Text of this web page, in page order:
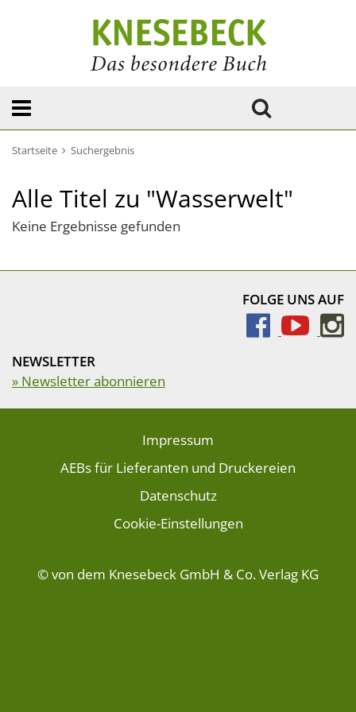
Startseite Suchergebnis
Alle Titel zu "Wasserwelt"
Keine Ergebnisse gefunden
FOLGE UNS AUF
NEWSLETTER
» Newsletter abonnieren
Impressum
AEBs für Lieferanten und Druckereien
Datenschutz
Cookie-Einstellungen
© von dem Knesebeck GmbH & Co. Verlag KG